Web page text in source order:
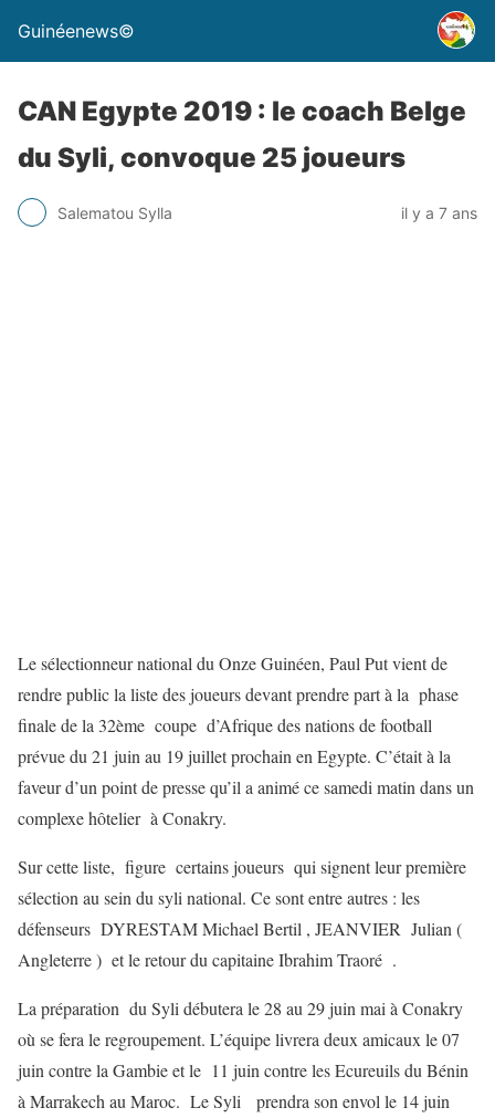
Guinéenews©
CAN Egypte 2019 : le coach Belge
du Syli, convoque 25 joueurs
Salematou Sylla il y a 7 ans
Le sélectionneur national du Onze Guinéen, Paul Put vient de
rendre public la liste des joueurs devant prendre part à la phase
finale de la 32ème coupe d’Afrique des nations de football
prévue du 21 juin au 19 juillet prochain en Egypte. C’était à la
faveur d’un point de presse qu’il a animé ce samedi matin dans un
complexe hôtelier à Conakry.
Sur cette liste, figure certains joueurs qui signent leur première
sélection au sein du syli national. Ce sont entre autres : les
défenseurs DYRESTAM Michael Bertil , JEANVIER Julian (
Angleterre ) et le retour du capitaine Ibrahim Traoré .
La préparation du Syli débutera le 28 au 29 juin mai à Conakry
où se fera le regroupement. L’équipe livrera deux amicaux le 07
juin contre la Gambie et le 11 juin contre les Ecureuils du Bénin
à Marrakech au Maroc. Le Syli prendra son envol le 14 juin